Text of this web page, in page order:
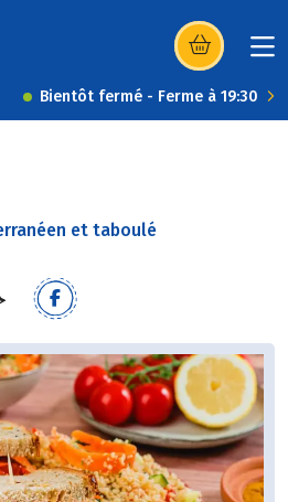
(s’ouvre dans
Bientôt fermé - Ferme à 19:30
et taboulé